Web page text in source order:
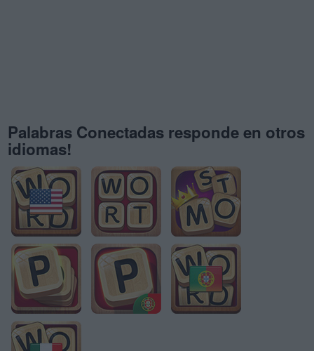
Palabras Conectadas responde en otros
idiomas!